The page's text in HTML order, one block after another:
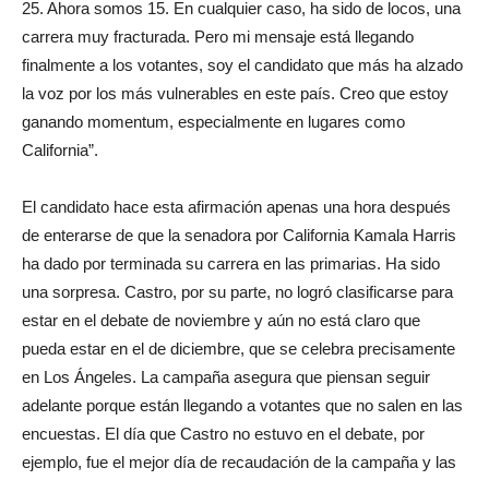
25. Ahora somos 15. En cualquier caso, ha sido de locos, una
carrera muy fracturada. Pero mi mensaje está llegando
finalmente a los votantes, soy el candidato que más ha alzado
la voz por los más vulnerables en este país. Creo que estoy
ganando momentum, especialmente en lugares como
California”.
El candidato hace esta afirmación apenas una hora después
de enterarse de que la senadora por California Kamala Harris
ha dado por terminada su carrera en las primarias. Ha sido
una sorpresa. Castro, por su parte, no logró clasificarse para
estar en el debate de noviembre y aún no está claro que
pueda estar en el de diciembre, que se celebra precisamente
en Los Ángeles. La campaña asegura que piensan seguir
adelante porque están llegando a votantes que no salen en las
encuestas. El día que Castro no estuvo en el debate, por
ejemplo, fue el mejor día de recaudación de la campaña y las